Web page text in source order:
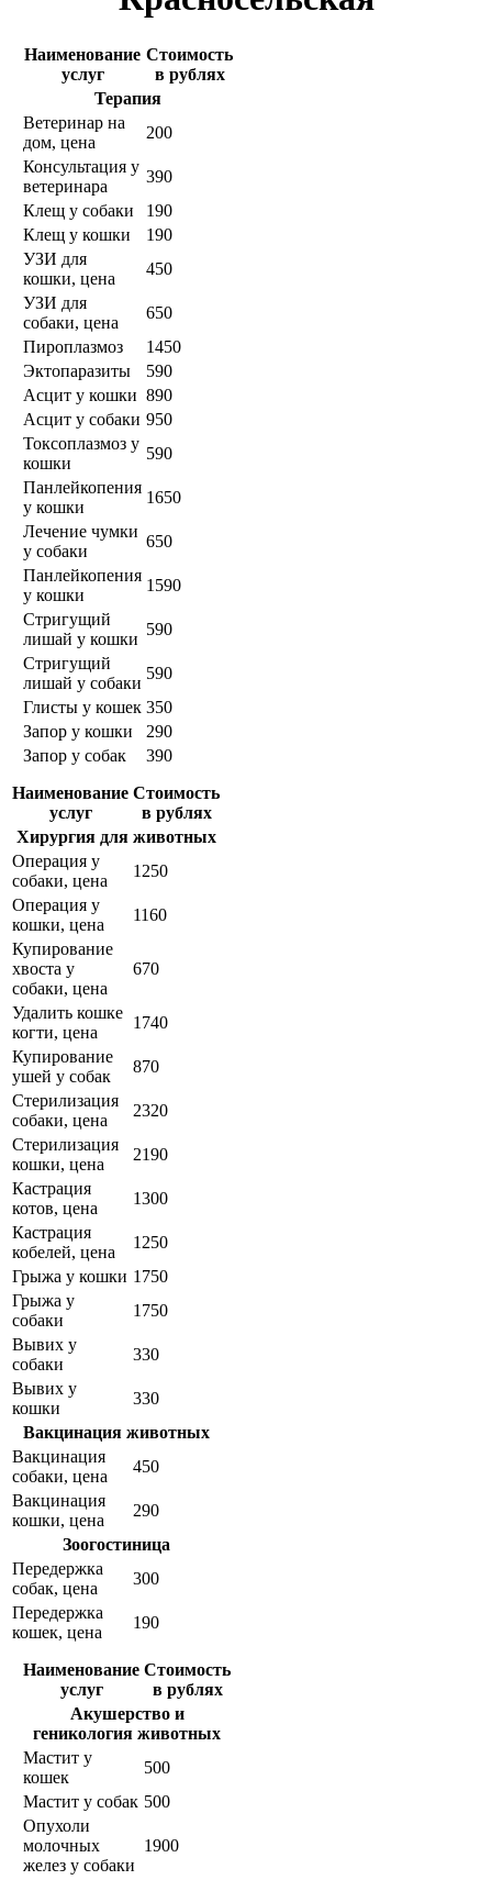
Наименование
услуг
Стоимость
в рублях
Терапия
Ветеринар на
дом, цена
200
Консультация у
ветеринара
390
Клещ у собаки
190
Клещ у кошки
190
УЗИ для
кошки, цена
450
УЗИ для
собаки, цена
650
Пироплазмоз
1450
Эктопаразиты
590
Асцит у кошки 890
Асцит у собаки 950
Токсоплазмоз у
кошки
590
Панлейкопения
у кошки
1650
Лечение чумки
у собаки
650
Панлейкопения
у кошки
1590
Стригущий
лишай у кошки
590
Стригущий
лишай у собаки
590
Глисты у кошек 350
Запор у кошки
290
Запор у собак
390
Наименование
услуг
Стоимость
в рублях
Хирургия для животных
Операция у
собаки, цена
1250
Операция у
кошки, цена
1160
Купирование
хвоста у
собаки, цена
670
Удалить кошке
когти, цена
1740
Купирование
ушей у собак
870
Стерилизация
собаки, цена
2320
Стерилизация
кошки, цена
2190
Кастрация
котов, цена
1300
Кастрация
кобелей, цена
1250
Грыжа у кошки 1750
Грыжа у
собаки
1750
Вывих у
собаки
330
Вывих у
кошки
330
Вакцинация животных
Вакцинация
собаки, цена
450
Вакцинация
кошки, цена
290
Зоогостиница
Передержка
собак, цена
300
Передержка
кошек, цена
190
Наименование
услуг
Стоимость
в рублях
Акушерство и
геникология животных
Мастит у
кошек
500
Мастит у собак 500
Опухоли
молочных
желез у собаки
1900